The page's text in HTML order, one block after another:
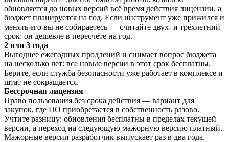
обновляется до новых версий всё время действия лицензии, а
бюджет планируется на год. Если инструмент уже прижился и
менять его вы не собираетесь — считайте двух- и трёхлетний
срок: он дешевле в пересчёте на год.
2 или 3 года
Выгоднее ежегодных продлений и снимает вопрос бюджета
на несколько лет: все новые версии в этот срок бесплатны.
Берите, если служба безопасности уже работает в комплексе и
штат не сокращается.
Бессрочная лицензия
Право пользования без срока действия — вариант для
закупок, где ПО приобретается в собственность разово.
Учтите разницу: обновления бесплатны в пределах текущей
версии, а переход на следующую мажорную версию платный.
Мажорные версии разработчик выпускает раз в два года.